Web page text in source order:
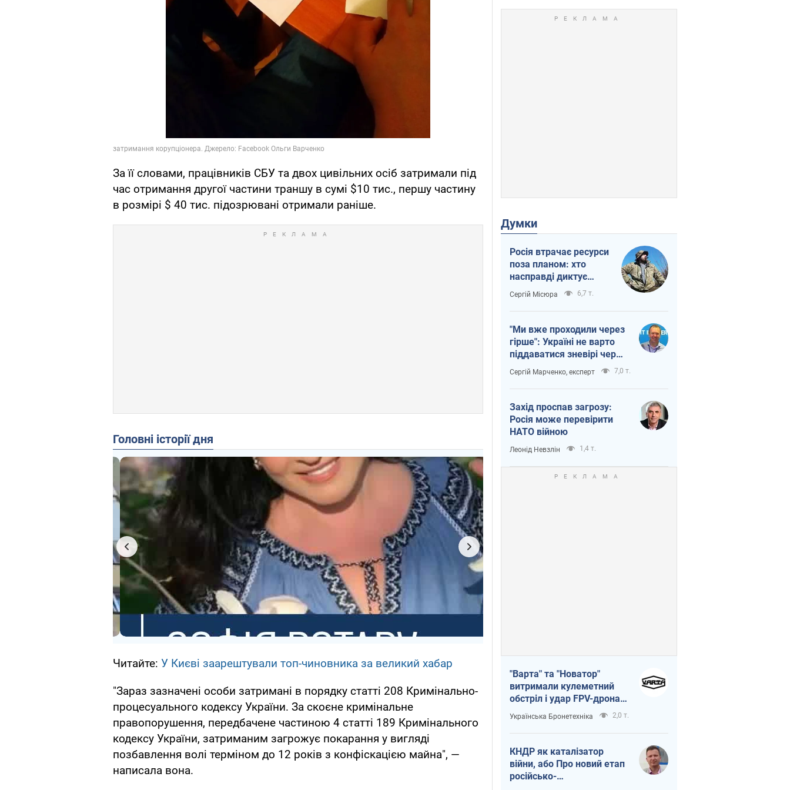
За її словами, працівників СБУ та двох цивільних осіб затримали під
час отримання другої частини траншу в сумі $10 тис., першу частину
в розмірі $ 40 тис. підозрювані отримали раніше.
Головні історії дня
Читайте: У Києві заарештували топ-чиновника за великий хабар
"Зараз зазначені особи затримані в порядку статті 208 Кримінально-
процесуального кодексу України. За скоєне кримінальне
правопорушення, передбачене частиною 4 статті 189 Кримінального
кодексу України, затриманим загрожує покарання у вигляді
позбавлення волі терміном до 12 років з конфіскацією майна", —
написала вона.
Думки
Росія втрачає ресурси
поза планом: хто
насправді диктує
темп війни
Сергій Місюра 6,7 т.
"Ми вже проходили через
гірше": Україні не варто
піддаватися зневірі через
ракетний терор
Сергій Марченко, експерт 7,0 т.
Захід проспав загрозу:
Росія може перевірити
НАТО війною
Леонід Невзлін 1,4 т.
"Варта" та "Новатор"
витримали кулеметний
обстріл і удар FPV-дрона,
врятувавши життя
офіцеру ЗСУ
Українська Бронетехніка 2,0 т.
КНДР як каталізатор
війни, або Про новий етап
російсько-